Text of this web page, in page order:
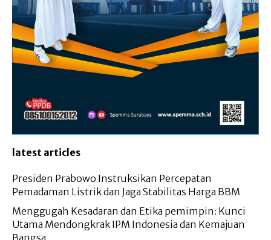
latest articles
Presiden Prabowo Instruksikan Percepatan
Pemadaman Listrik dan Jaga Stabilitas Harga BBM
Menggugah Kesadaran dan Etika pemimpin: Kunci
Utama Mendongkrak IPM Indonesia dan Kemajuan